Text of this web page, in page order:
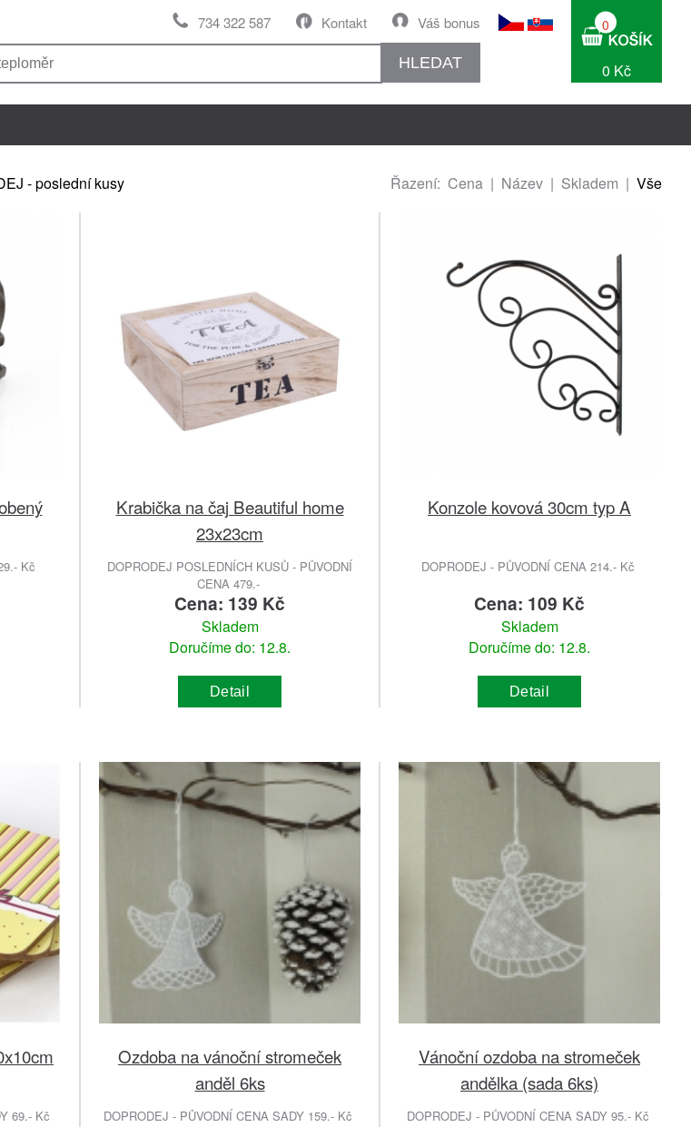
Váš bonus
Kontakt
734 322 587
HLEDAT
0
0 Kč
- poslední kusy Řazení: Cena | Název | Skladem | Vše
Kč
Krabička na čaj Beautiful home
23x23cm
DOPRODEJ POSLEDNÍCH KUSŮ - PŮVODNÍ
CENA 479.-
Cena: 139 Kč
Skladem
Doručíme do: 12.8.
Detail
Konzole kovová 30cm typ A
DOPRODEJ - PŮVODNÍ CENA 214.- Kč
Cena: 109 Kč
Skladem
Doručíme do: 12.8.
Detail
69.- Kč
Ozdoba na vánoční stromeček
anděl 6ks
DOPRODEJ - PŮVODNÍ CENA SADY 159.- Kč
Vánoční ozdoba na stromeček
andělka (sada 6ks)
DOPRODEJ - PŮVODNÍ CENA SADY 95.- Kč